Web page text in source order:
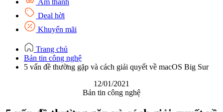
Âm thanh
Deal hời
Khuyến mãi
Trang chủ
Bản tin công nghệ
5 vấn đề thường gặp và cách giải quyết về macOS Big Sur
12/01/2021
Bản tin công nghệ